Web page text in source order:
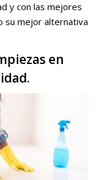
y con las mejores
su mejor alternativa
en